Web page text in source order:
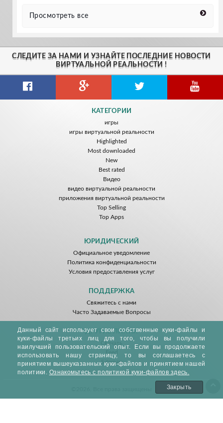
Просмотреть все
СЛЕДИТЕ ЗА НАМИ И УЗНАЙТЕ ПОСЛЕДНИЕ НОВОСТИ
ВИРТУАЛЬНОЙ РЕАЛЬНОСТИ !
КАТЕГОРИИ
игры
игры виртуальной реальности
Highlighted
Most downloaded
New
Best rated
Видео
видео виртуальной реальности
приложения виртуальной реальности
Top Selling
Top Apps
ЮРИДИЧЕСКИЙ
Официальное уведомление
Политика конфиденциальности
Условия предоставления услуг
ПОДДЕРЖКА
Свяжитесь с нами
Часто Задаваемые Вопросы
ДРУГИЕ ЛИНКИ
Скачать
Sitemap
Данный сайт использует свои собственные куки-файлы и
куки-файлы третьих лиц для того, чтобы вы получили
наилучший пользовательский опыт. Если вы продолжаете
использовать нашу страницу, то вы соглашаетесь с
принятием вышеуказанных куки-файлов и принятием нашей
политики. Ознакомьтесь с политикой куки-файлов здесь.
Закрыть